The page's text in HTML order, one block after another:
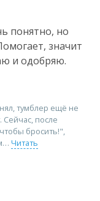
понятно, но
значит
и одобряю.
тумблер ещё не
после
бросить!",
Читать